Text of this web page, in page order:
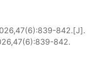
842.[J].
842.